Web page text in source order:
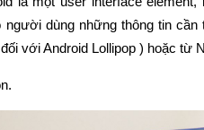
người dùng những thông tin
với Android Lollipop ) hoặc từ